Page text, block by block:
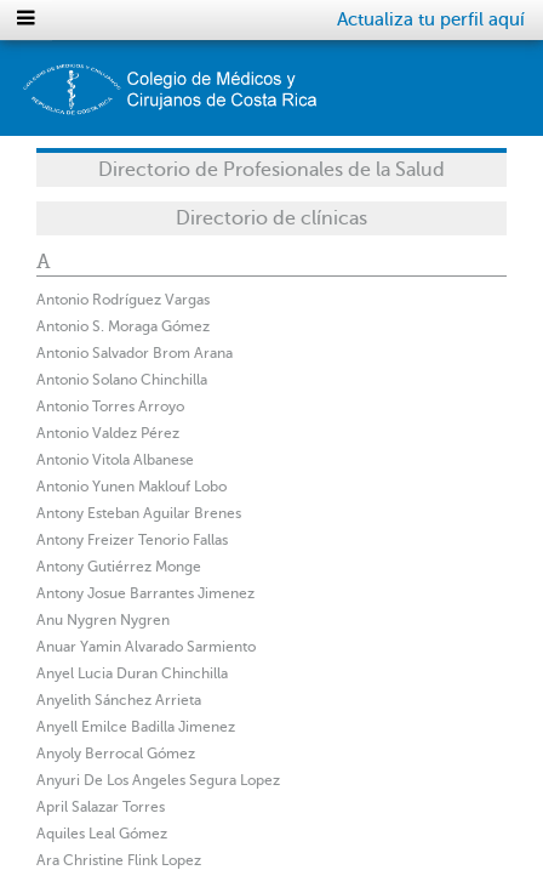
Actualiza tu perfil aquí
Directorio de Profesionales de la Salud
Directorio de clínicas
A
Antonio Rodríguez Vargas
Antonio S. Moraga Gómez
Antonio Salvador Brom Arana
Antonio Solano Chinchilla
Antonio Torres Arroyo
Antonio Valdez Pérez
Antonio Vitola Albanese
Antonio Yunen Maklouf Lobo
Antony Esteban Aguilar Brenes
Antony Freizer Tenorio Fallas
Antony Gutiérrez Monge
Antony Josue Barrantes Jimenez
Anu Nygren Nygren
Anuar Yamin Alvarado Sarmiento
Anyel Lucia Duran Chinchilla
Anyelith Sánchez Arrieta
Anyell Emilce Badilla Jimenez
Anyoly Berrocal Gómez
Anyuri De Los Angeles Segura Lopez
April Salazar Torres
Aquiles Leal Gómez
Ara Christine Flink Lopez